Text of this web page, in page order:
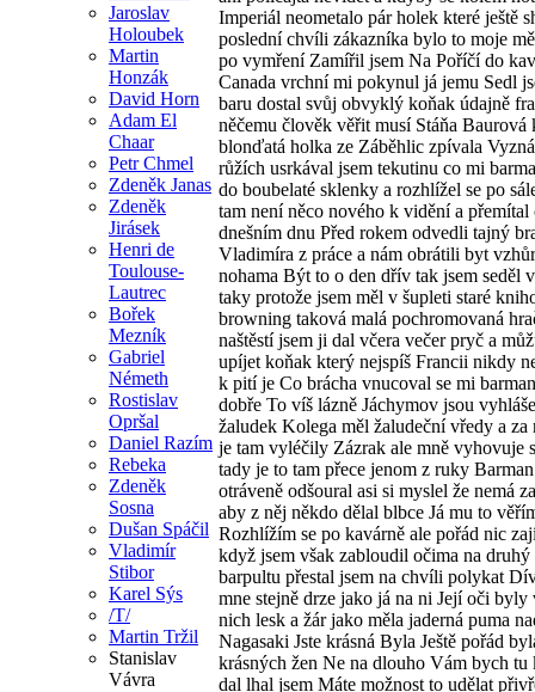
Jaroslav
Holoubek
Martin
Honzák
David Horn
Adam El
Chaar
Petr Chmel
Zdeněk Janas
Zdeněk
Jirásek
Henri de
Toulouse-
Lautrec
Bořek
Mezník
Gabriel
Németh
Rostislav
Opršal
Daniel Razím
Rebeka
Zdeněk
Sosna
Dušan Spáčil
Vladimír
Stibor
Karel Sýs
/T/
Martin Tržil
Stanislav
Vávra